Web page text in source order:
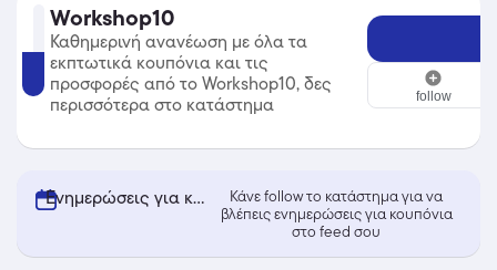
Workshop10
Workshop10
Καθημερινή ανανέωση με όλα τα
εκπτωτικά κουπόνια και τις
προσφορές από το Workshop10, δες
περισσότερα στο κατάστημα
follow
Ενημερώσεις για κουπόνια από Workshop10
Κάνε follow το κατάστημα για να
βλέπεις ενημερώσεις για κουπόνια
στο feed σου